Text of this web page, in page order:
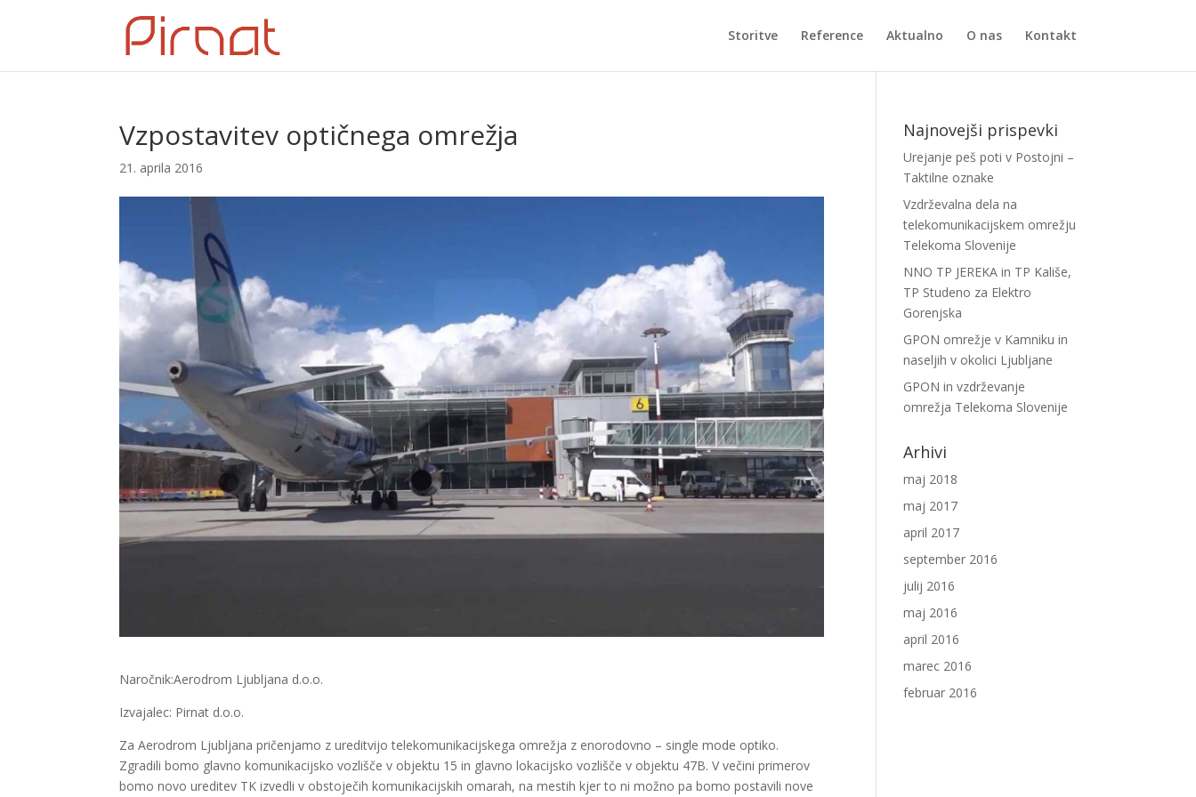
Storitve Reference Aktualno O nas Kontakt
Vzpostavitev optičnega omrežja
21. aprila 2016
Naročnik:Aerodrom Ljubljana d.o.o.
Izvajalec: Pirnat d.o.o.
Za Aerodrom Ljubljana pričenjamo z ureditvijo telekomunikacijskega omrežja z enorodovno – single mode optiko.
Zgradili bomo glavno komunikacijsko vozlišče v objektu 15 in glavno lokacijsko vozlišče v objektu 47B. V večini primerov
bomo novo ureditev TK izvedli v obstoječih komunikacijskih omarah, na mestih kjer to ni možno pa bomo postavili nove
Najnovejši prispevki
Urejanje peš poti v Postojni –
Taktilne oznake
Vzdrževalna dela na
telekomunikacijskem omrežju
Telekoma Slovenije
NNO TP JEREKA in TP Kališe,
TP Studeno za Elektro
Gorenjska
GPON omrežje v Kamniku in
naseljih v okolici Ljubljane
GPON in vzdrževanje
omrežja Telekoma Slovenije
Arhivi
maj 2018
maj 2017
april 2017
september 2016
julij 2016
maj 2016
april 2016
marec 2016
februar 2016